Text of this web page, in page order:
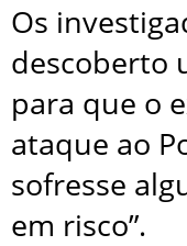
Os
descoberto
para que o
ataque ao
sofresse
em risco”.